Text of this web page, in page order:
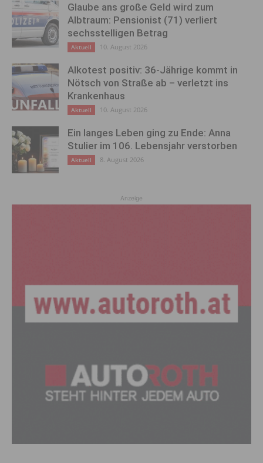
Glaube ans große Geld wird zum
Albtraum: Pensionist (71) verliert
sechsstelligen Betrag
Aktuell 10. August 2026
Alkotest positiv: 36-Jährige kommt in
Nötsch von Straße ab – verletzt ins
Krankenhaus
Aktuell 10. August 2026
Ein langes Leben ging zu Ende: Anna
Stulier im 106. Lebensjahr verstorben
Aktuell 8. August 2026
Anzeige